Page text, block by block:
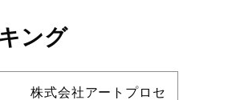
ング
株式会社アートプロセ